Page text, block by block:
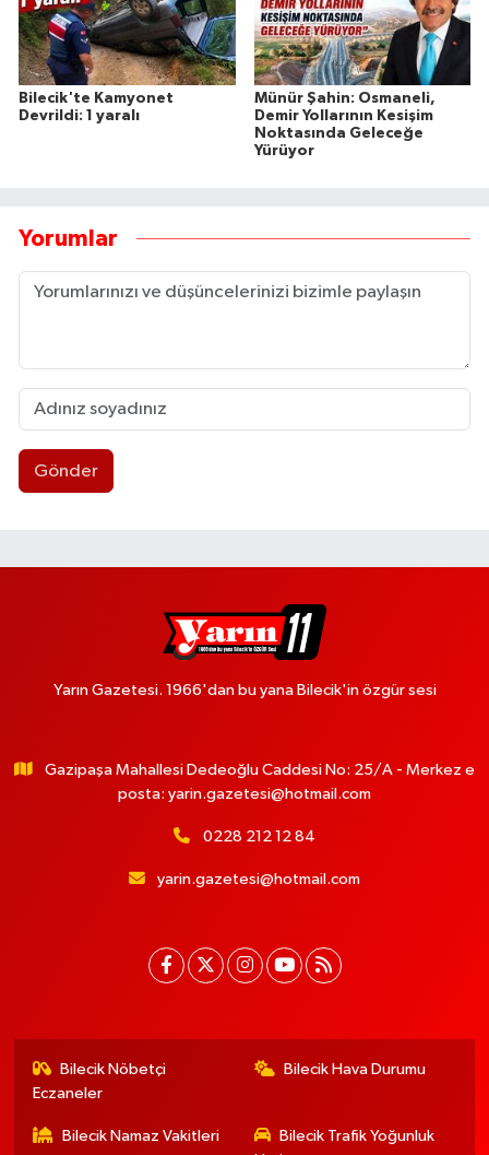
Bilecik'te Kamyonet
Devrildi: 1 yaralı
Münür Şahin: Osmaneli,
Demir Yollarının Kesişim
Noktasında Geleceğe
Yürüyor
Yorumlar
Gönder
Yarın Gazetesi. 1966'dan bu yana Bilecik'in özgür sesi
Gazipaşa Mahallesi Dedeoğlu Caddesi No: 25/A - Merkez e
posta: yarin.gazetesi@hotmail.com
0228 212 12 84
yarin.gazetesi@hotmail.com
Bilecik Nöbetçi
Eczaneler
Bilecik Hava Durumu
Bilecik Namaz Vakitleri
Bilecik Trafik Yoğunluk